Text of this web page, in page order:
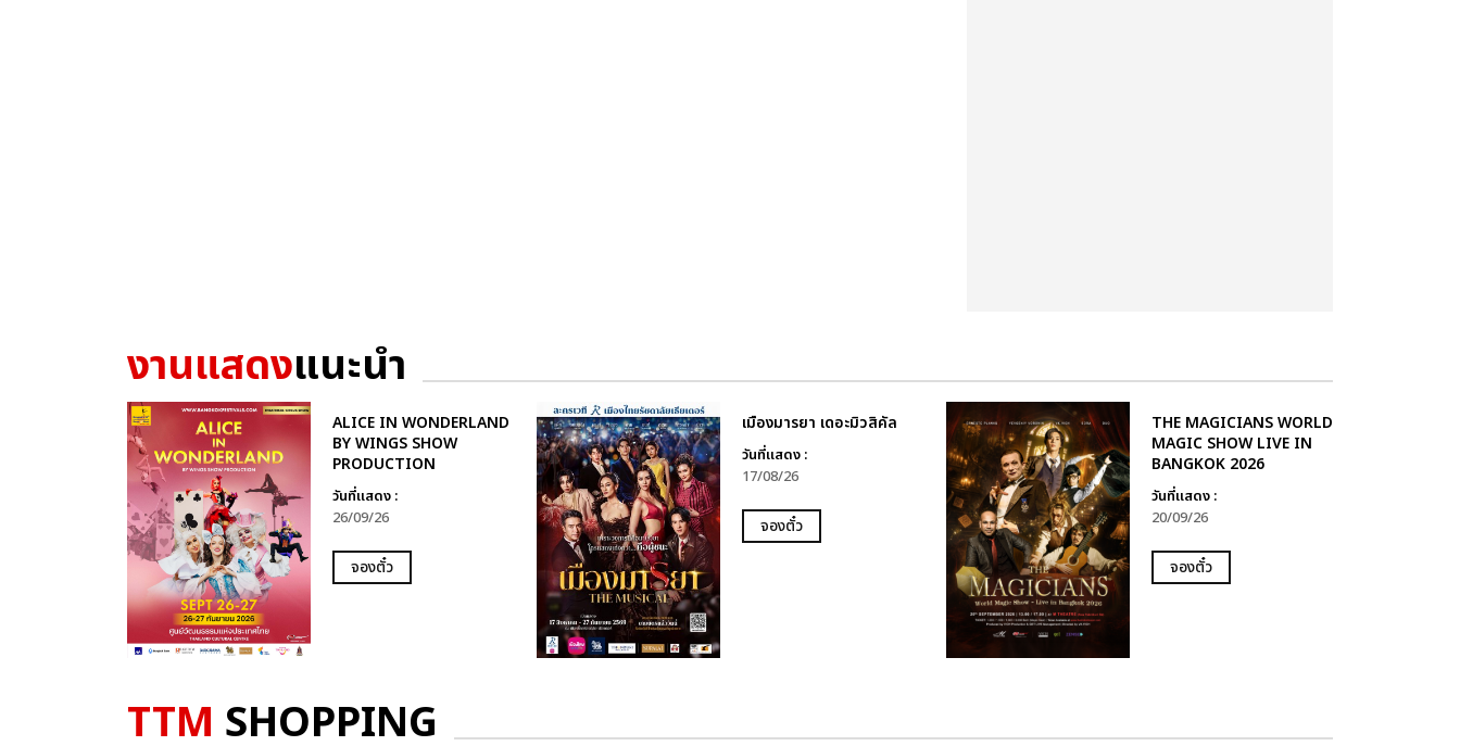
งานแสดงแนะนำ
ALICE IN WONDERLAND
BY WINGS SHOW
PRODUCTION
วันที่แสดง :
26/09/26
จองตั๋ว
เมืองมารยา เดอะมิวสิคัล
วันที่แสดง :
17/08/26
จองตั๋ว
THE MAGICIANS WORLD
MAGIC SHOW LIVE IN
BANGKOK 2026
วันที่แสดง :
20/09/26
จองตั๋ว
TTM SHOPPING